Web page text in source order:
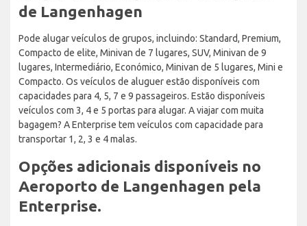
de Langenhagen
Pode alugar veículos de grupos, incluindo: Standard, Premium,
Compacto de elite, Minivan de 7 lugares, SUV, Minivan de 9
lugares, Intermediário, Económico, Minivan de 5 lugares, Mini e
Compacto. Os veículos de aluguer estão disponíveis com
capacidades para 4, 5, 7 e 9 passageiros. Estão disponíveis
veículos com 3, 4 e 5 portas para alugar. A viajar com muita
bagagem? A Enterprise tem veículos com capacidade para
transportar 1, 2, 3 e 4 malas.
Opções adicionais disponíveis no
Aeroporto de Langenhagen pela
Enterprise.